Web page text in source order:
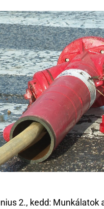
2., kedd: Munkálatok